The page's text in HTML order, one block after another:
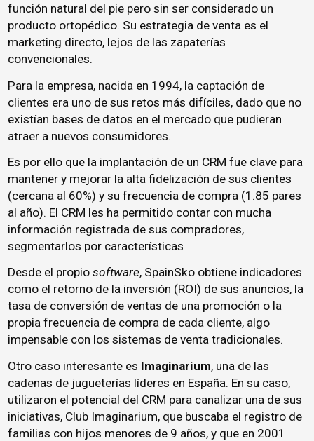
función natural del pie pero sin ser considerado un
producto ortopédico. Su estrategia de venta es el
marketing directo, lejos de las zapaterías
convencionales.
Para la empresa, nacida en 1994, la captación de
clientes era uno de sus retos más difíciles, dado que no
existían bases de datos en el mercado que pudieran
atraer a nuevos consumidores.
Es por ello que la implantación de un CRM fue clave para
mantener y mejorar la alta fidelización de sus clientes
(cercana al 60%) y su frecuencia de compra (1.85 pares
al año). El CRM les ha permitido contar con mucha
información registrada de sus compradores,
segmentarlos por características
Desde el propiosoftware, SpainSko obtiene indicadores
como el retorno de la inversión (ROI) de sus anuncios, la
tasa de conversión de ventas de una promoción o la
propia frecuencia de compra de cada cliente, algo
impensable con los sistemas de venta tradicionales.
Otro caso interesante es Imaginarium, una de las
cadenas de jugueterías líderes en España. En su caso,
utilizaron el potencial del CRM para canalizar una de sus
iniciativas, Club Imaginarium, que buscaba el registro de
familias con hijos menores de 9 años, y que en 2001